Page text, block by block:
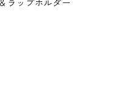
ラップホルダー